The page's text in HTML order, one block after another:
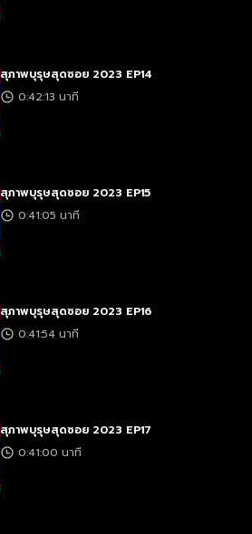
สุภาพบุรุษสุดซอย 2023 EP14
0:42:13 นาที
สุภาพบุรุษสุดซอย 2023 EP15
0:41:05 นาที
สุภาพบุรุษสุดซอย 2023 EP16
0:41:54 นาที
สุภาพบุรุษสุดซอย 2023 EP17
0:41:00 นาที